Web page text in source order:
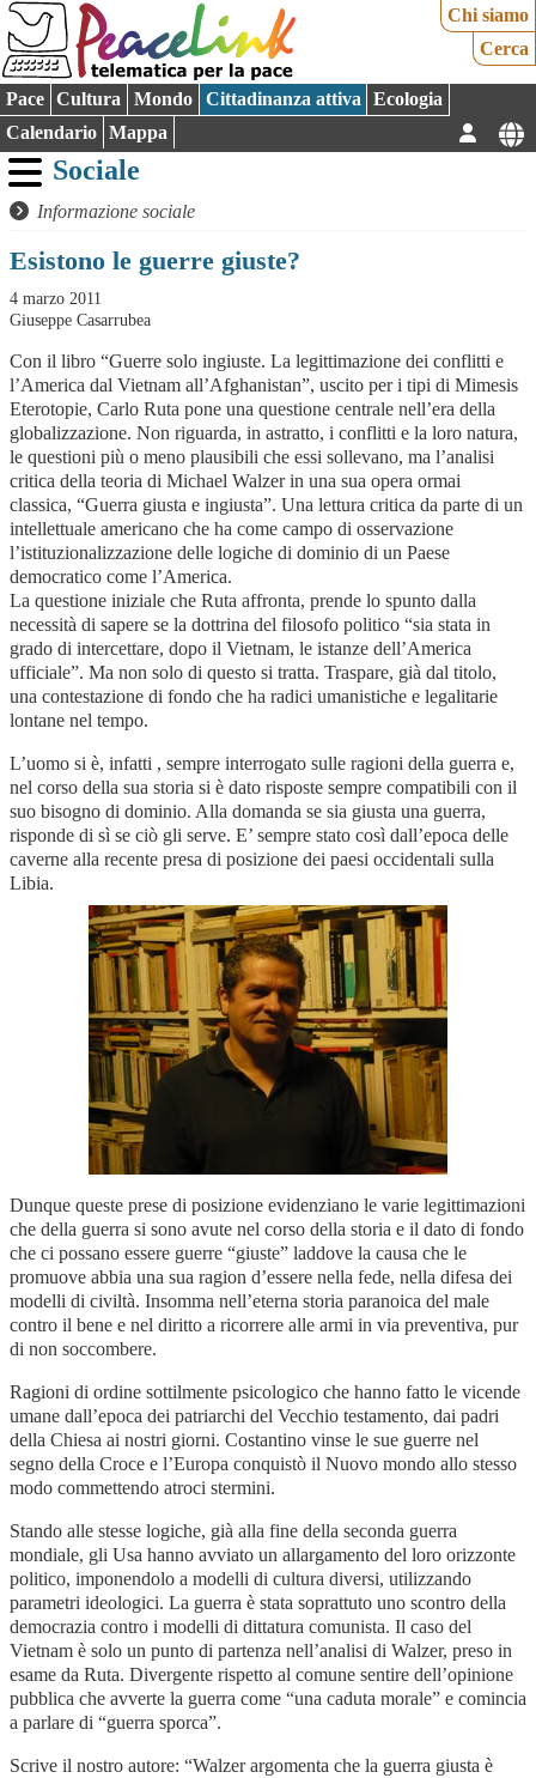
Chi siamo
Cerca
Pace Cultura Mondo Cittadinanza attiva
Ecologia
Calendario
Mappa
Sociale
Informazione sociale
Esistono le guerre giuste?
4 marzo 2011
Giuseppe Casarrubea
Con il libro “Guerre solo ingiuste. La legittimazione dei conflitti e
l’America dal Vietnam all’Afghanistan”, uscito per i tipi di Mimesis
Eterotopie, Carlo Ruta pone una questione centrale nell’era della
globalizzazione. Non riguarda, in astratto, i conflitti e la loro natura,
le questioni più o meno plausibili che essi sollevano, ma l’analisi
critica della teoria di Michael Walzer in una sua opera ormai
classica, “Guerra giusta e ingiusta”. Una lettura critica da parte di un
intellettuale americano che ha come campo di osservazione
l’istituzionalizzazione delle logiche di dominio di un Paese
democratico come l’America.
La questione iniziale che Ruta affronta, prende lo spunto dalla
necessità di sapere se la dottrina del filosofo politico “sia stata in
grado di intercettare, dopo il Vietnam, le istanze dell’America
ufficiale”. Ma non solo di questo si tratta. Traspare, già dal titolo,
una contestazione di fondo che ha radici umanistiche e legalitarie
lontane nel tempo.
L’uomo si è, infatti , sempre interrogato sulle ragioni della guerra e,
nel corso della sua storia si è dato risposte sempre compatibili con il
suo bisogno di dominio. Alla domanda se sia giusta una guerra,
risponde di sì se ciò gli serve. E’ sempre stato così dall’epoca delle
caverne alla recente presa di posizione dei paesi occidentali sulla
Libia.
Dunque queste prese di posizione evidenziano le varie legittimazioni
che della guerra si sono avute nel corso della storia e il dato di fondo
che ci possano essere guerre “giuste” laddove la causa che le
promuove abbia una sua ragion d’essere nella fede, nella difesa dei
modelli di civiltà. Insomma nell’eterna storia paranoica del male
contro il bene e nel diritto a ricorrere alle armi in via preventiva, pur
di non soccombere.
Ragioni di ordine sottilmente psicologico che hanno fatto le vicende
umane dall’epoca dei patriarchi del Vecchio testamento, dai padri
della Chiesa ai nostri giorni. Costantino vinse le sue guerre nel
segno della Croce e l’Europa conquistò il Nuovo mondo allo stesso
modo commettendo atroci stermini.
Stando alle stesse logiche, già alla fine della seconda guerra
mondiale, gli Usa hanno avviato un allargamento del loro orizzonte
politico, imponendolo a modelli di cultura diversi, utilizzando
parametri ideologici. La guerra è stata soprattuto uno scontro della
democrazia contro i modelli di dittatura comunista. Il caso del
Vietnam è solo un punto di partenza nell’analisi di Walzer, preso in
esame da Ruta. Divergente rispetto al comune sentire dell’opinione
pubblica che avverte la guerra come “una caduta morale” e comincia
a parlare di “guerra sporca”.
Scrive il nostro autore: “Walzer argomenta che la guerra giusta è